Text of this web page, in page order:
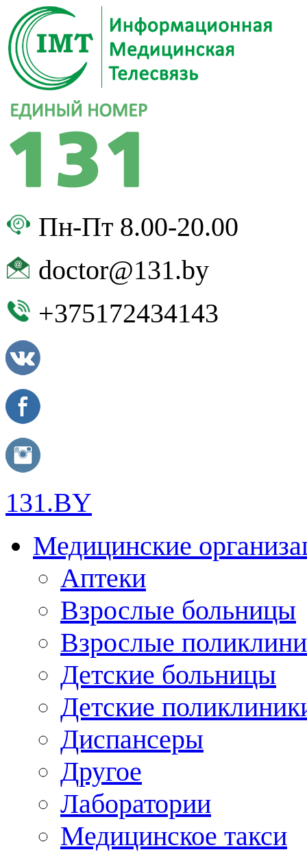
Пн-Пт 8.00-20.00
doctor@131.by
+375172434143
131.BY
Медицинские
Аптеки
Взрослые больницы
Взрослые
Детские больницы
Детские
Диспансеры
Другое
Лаборатории
Медицинское такси